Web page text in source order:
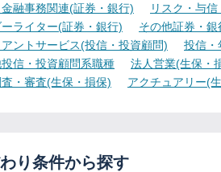
融事務関連(証券・銀行)
リスク・与
ライター(証券・銀行)
その他証券・銀
ントサービス(投信・投資顧問)
投信・
信・投資顧問系職種
法人営業(生保・
・審査(生保・損保)
アクチュアリー(
り条件から探す